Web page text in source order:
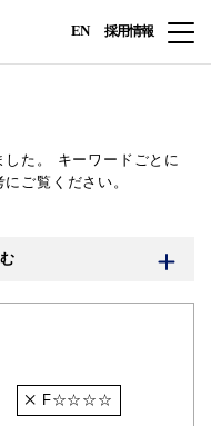
EN 採用情報
た。
キーワードごとに
ご覧ください。
F☆☆☆☆